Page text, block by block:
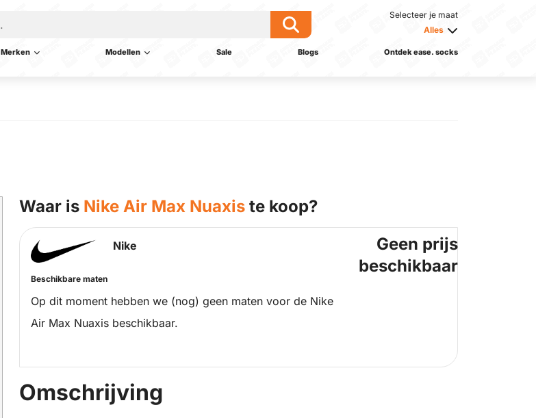
Selecteer je maat
Alles
Merken Modellen Sale Blogs Ontdek ease. socks
Waar is Nike Air Max Nuaxis te koop?
Nike
Beschikbare maten
Op dit moment hebben we (nog) geen maten voor de Nike
Air Max Nuaxis beschikbaar.
Geen prijs
beschikbaar
Omschrijving